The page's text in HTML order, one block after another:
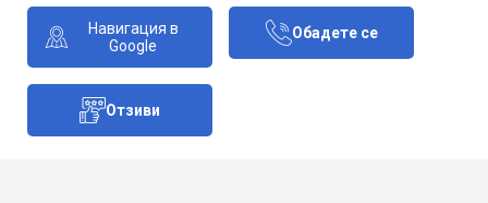
Навигация в
Google
Обадете се
Отзиви